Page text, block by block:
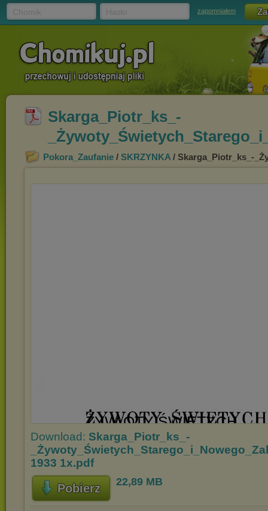
zapomniałem
Skarga_Piotr_ks_-
Pokora_Zaufanie / SKRZYNKA / Skarga_Piotr_ks_-
Download: Skarga_Piotr_ks_-
1933 1x.pdf
Pobierz 22,89 MB